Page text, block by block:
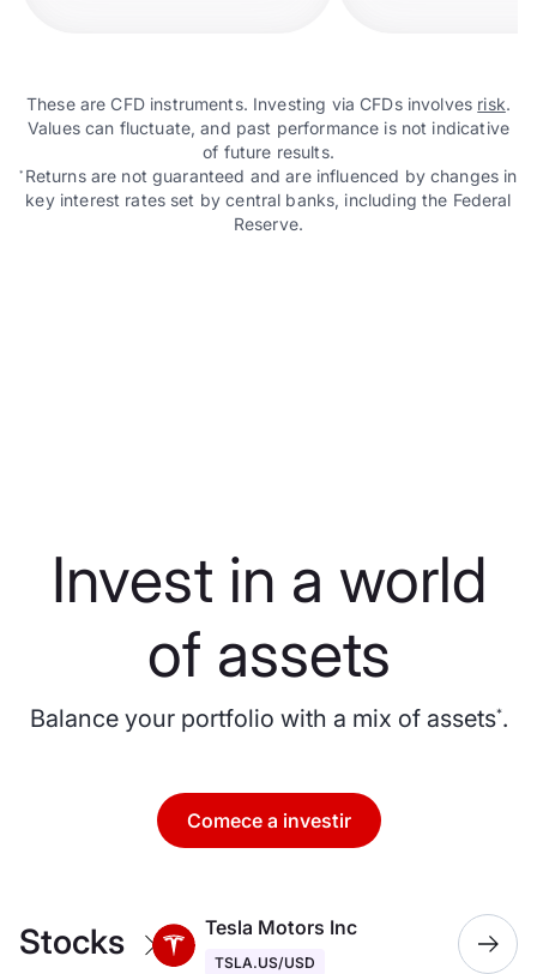
These are CFD instruments. Investing via CFDs involves risk.
Values can fluctuate, and past performance is not indicative
of future results.
* Returns are not guaranteed and are influenced by changes in
key interest rates set by central banks, including the Federal
Reserve.
Invest in a world
of assets
Balance your portfolio with a mix of assets*.
Comece a investir
Stocks Tesla Motors Inc
TSLA.US/USD
Nvidia